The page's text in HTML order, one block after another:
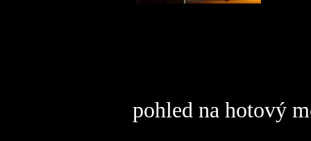
pohled na hotový